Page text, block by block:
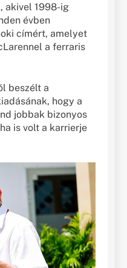
akivel 1998-ig
évben
címért, amelyet
a ferraris
beszélt a
hogy a
jobbak bizonyos
is volt a karrierje